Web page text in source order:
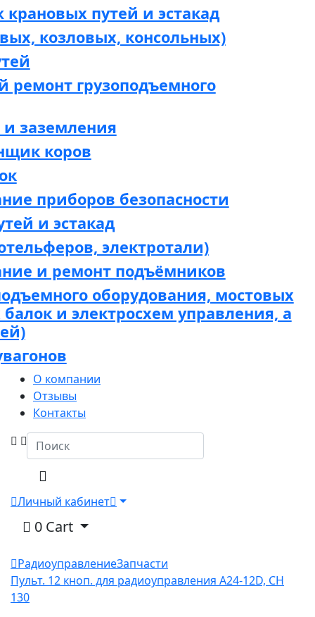
путей и эстакад
козловых, консольных)
грузоподъемного
заземления
коров
приборов безопасности
и эстакад
электротали)
и ремонт подъёмников
оборудования, мостовых
и электросхем управления, а
О компании
Отзывы
Контакты
Личный кабинет
0 Cart
РадиоуправлениеЗапчасти
Пульт. 12 кноп. для радиоуправления А24-12D, СН
130